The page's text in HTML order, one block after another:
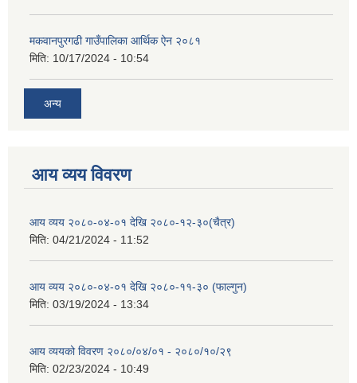
मकवानपुरगढी गाउँपालिका आर्थिक ‌‌‌ऐन २०८१
मिति: 10/17/2024 - 10:54
अन्य
आय व्यय विवरण
आय व्यय २०८०-०४-०१ देखि २०८०-१२-३०(चैत्र)
मिति: 04/21/2024 - 11:52
आय व्यय २०८०-०४-०१ देखि २०८०-११-३० (फाल्गुन)
मिति: 03/19/2024 - 13:34
आय व्ययको विवरण २०८०/०४/०१ - २०८०/१०/२९
मिति: 02/23/2024 - 10:49